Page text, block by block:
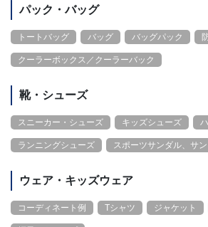
パック・バッグ
トートバッグ バッグ バッグパック
クーラーボックス／クーラーバック
靴・シューズ
スニーカー・シューズ キッズシューズ
ランニングシューズ スポーツサンダル、サ
ウェア・キッズウェア
コーディネート例 Tシャツ ジャケット